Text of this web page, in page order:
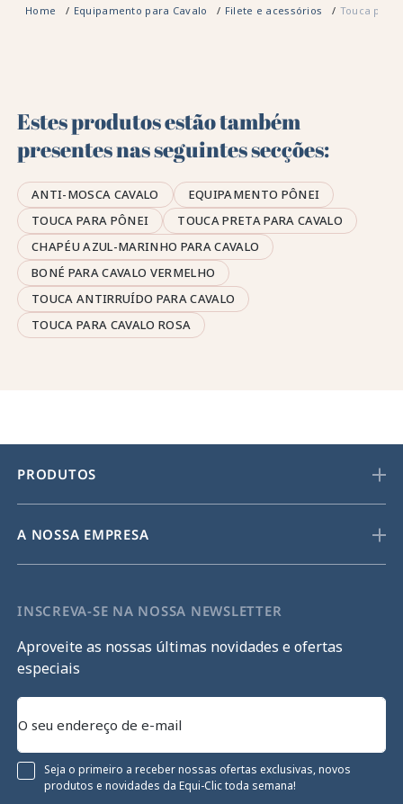
Home Equipamento para Cavalo Filete e acessórios Touca para
Estes produtos estão também
presentes nas seguintes secções:
ANTI-MOSCA CAVALO
EQUIPAMENTO PÔNEI
TOUCA PARA PÔNEI
TOUCA PRETA PARA CAVALO
CHAPÉU AZUL-MARINHO PARA CAVALO
BONÉ PARA CAVALO VERMELHO
TOUCA ANTIRRUÍDO PARA CAVALO
TOUCA PARA CAVALO ROSA
PRODUTOS
A NOSSA EMPRESA
INSCREVA-SE NA NOSSA NEWSLETTER
Aproveite as nossas últimas novidades e ofertas
especiais
Seja o primeiro a receber nossas ofertas exclusivas, novos
produtos e novidades da Equi-Clic toda semana!